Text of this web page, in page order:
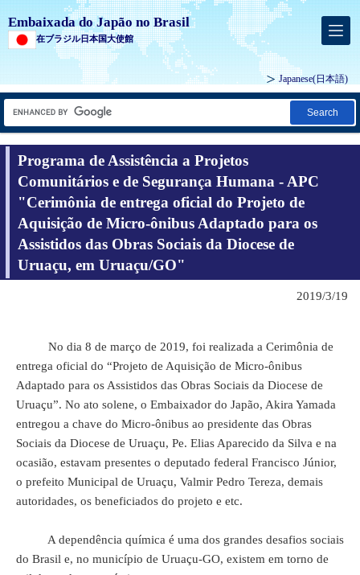
Embaixada do Japão no Brasil
在ブラジル日本国大使館
Japanese(日本語)
Search
Programa de Assistência a Projetos
Comunitários e de Segurança Humana - APC
"Cerimônia de entrega oficial do Projeto de
Aquisição de Micro-ônibus Adaptado para os
Assistidos das Obras Sociais da Diocese de
Uruaçu, em Uruaçu/GO"
2019/3/19
No dia 8 de março de 2019, foi realizada a Cerimônia de
entrega oficial do “Projeto de Aquisição de Micro-ônibus
Adaptado para os Assistidos das Obras Sociais da Diocese de
Uruaçu”. No ato solene, o Embaixador do Japão, Akira Yamada
entregou a chave do Micro-ônibus ao presidente das Obras
Sociais da Diocese de Uruaçu, Pe. Elias Aparecido da Silva e na
ocasião, estavam presentes o deputado federal Francisco Júnior,
o prefeito Municipal de Uruaçu, Valmir Pedro Tereza, demais
autoridades, os beneficiados do projeto e etc.
A dependência química é uma dos grandes desafios sociais
do Brasil e, no município de Uruaçu-GO, existem em torno de